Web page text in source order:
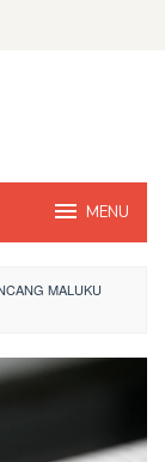
MENU
MALUKU